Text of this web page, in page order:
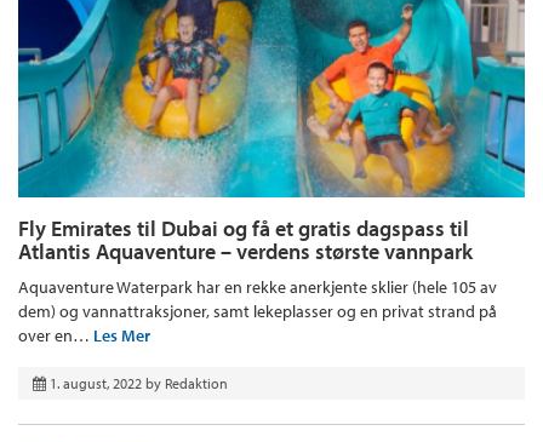
Fly Emirates til Dubai og få et gratis dagspass til
Atlantis Aquaventure – verdens største vannpark
Aquaventure Waterpark har en rekke anerkjente sklier (hele 105 av
dem) og vannattraksjoner, samt lekeplasser og en privat strand på
over en… Les Mer
1. august, 2022 by Redaktion